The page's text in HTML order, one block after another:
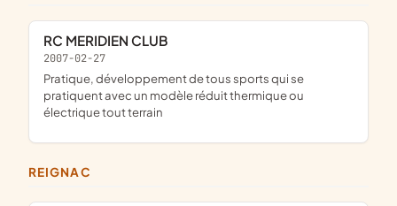
RC MERIDIEN CLUB
2007-02-27
pratique, développement de tous sports qui se
pratiquent avec un modèle réduit thermique ou
électrique tout terrain
REIGNAC